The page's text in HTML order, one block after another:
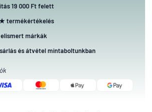
19 000 Ft felett
márkák
és átvétel mintaboltunkban